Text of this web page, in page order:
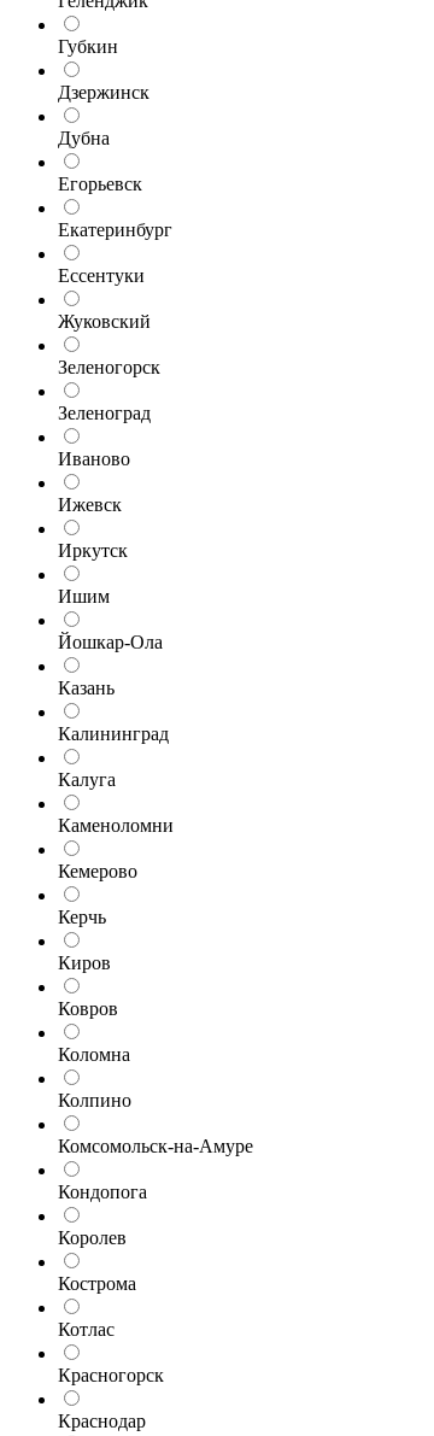
Губкин
Дзержинск
Дубна
Егорьевск
Екатеринбург
Ессентуки
Жуковский
Зеленогорск
Зеленоград
Иваново
Ижевск
Иркутск
Ишим
Йошкар-Ола
Казань
Калининград
Калуга
Каменоломни
Кемерово
Керчь
Киров
Ковров
Коломна
Колпино
Комсомольск-на-Амуре
Кондопога
Королев
Кострома
Котлас
Красногорск
Краснодар